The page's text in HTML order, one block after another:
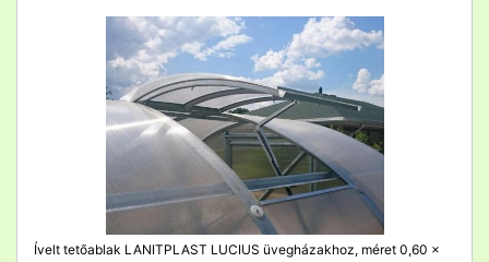
Ívelt tetőablak LANITPLAST LUCIUS üvegházakhoz, méret 0,60 x